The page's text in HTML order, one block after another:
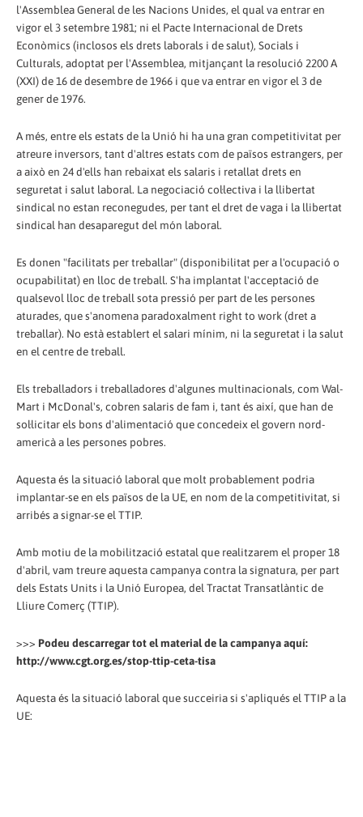
l'Assemblea General de les Nacions Unides, el qual va entrar en
vigor el 3 setembre 1981; ni el Pacte Internacional de Drets
Econòmics (inclosos els drets laborals i de salut), Socials i
Culturals, adoptat per l'Assemblea, mitjançant la resolució 2200 A
(XXI) de 16 de desembre de 1966 i que va entrar en vigor el 3 de
gener de 1976.
A més, entre els estats de la Unió hi ha una gran competitivitat per
atreure inversors, tant d'altres estats com de països estrangers, per
a això en 24 d'ells han rebaixat els salaris i retallat drets en
seguretat i salut laboral. La negociació col·lectiva i la llibertat
sindical no estan reconegudes, per tant el dret de vaga i la llibertat
sindical han desaparegut del món laboral.
Es donen "facilitats per treballar" (disponibilitat per a l'ocupació o
ocupabilitat) en lloc de treball. S'ha implantat l'acceptació de
qualsevol lloc de treball sota pressió per part de les persones
aturades, que s'anomena paradoxalment right to work (dret a
treballar). No està establert el salari mínim, ni la seguretat i la salut
en el centre de treball.
Els treballadors i treballadores d'algunes multinacionals, com Wal-
Mart i McDonal's, cobren salaris de fam i, tant és així, que han de
sol·licitar els bons d'alimentació que concedeix el govern nord-
americà a les persones pobres.
Aquesta és la situació laboral que molt probablement podria
implantar-se en els països de la UE, en nom de la competitivitat, si
arribés a signar-se el TTIP.
Amb motiu de la mobilització estatal que realitzarem el proper 18
d'abril, vam treure aquesta campanya contra la signatura, per part
dels Estats Units i la Unió Europea, del Tractat Transatlàntic de
Lliure Comerç (TTIP).
>>> Podeu descarregar tot el material de la campanya aquí:
http://www.cgt.org.es/stop-ttip-ceta-tisa
Aquesta és la situació laboral que succeiria si s'apliqués el TTIP a la
UE: